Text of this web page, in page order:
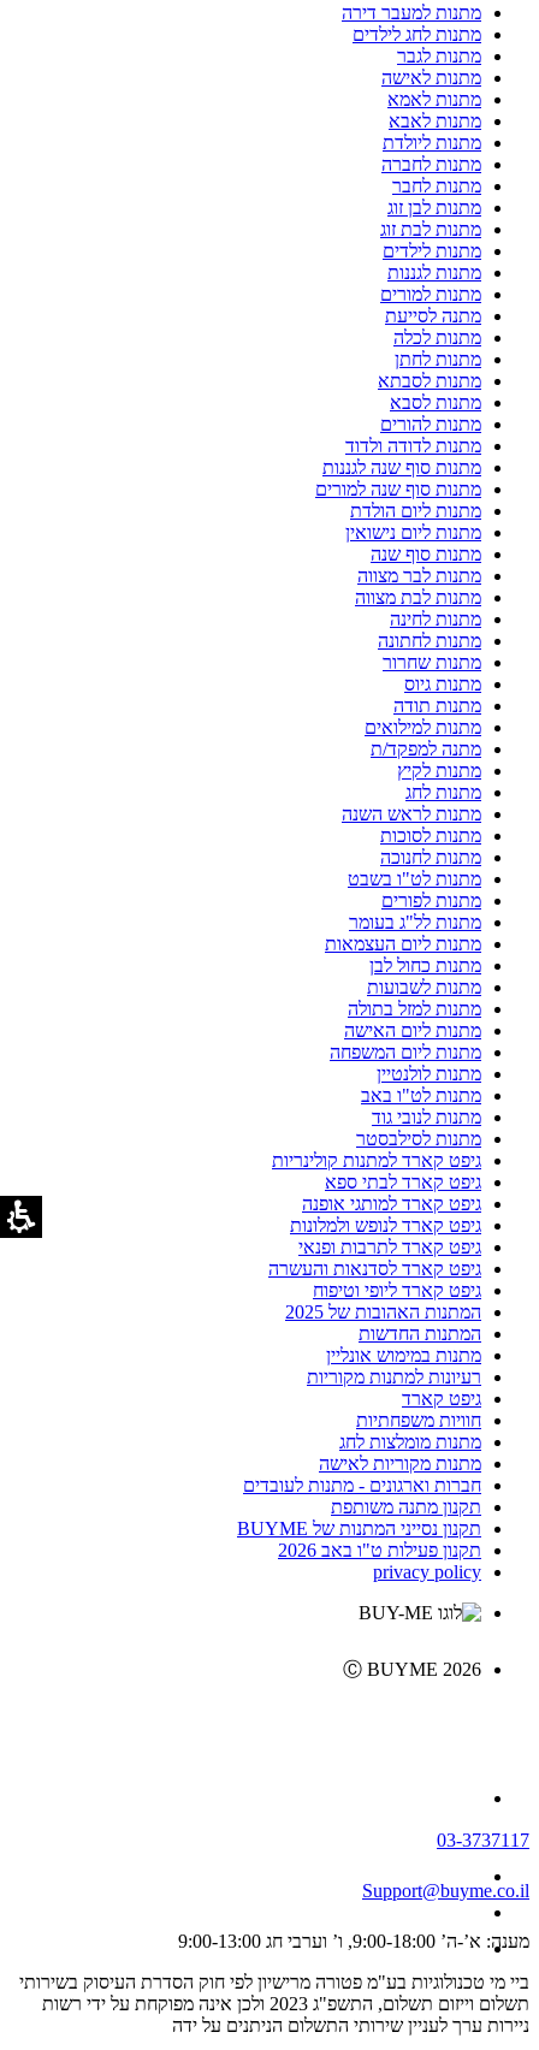
מתנות למעבר דירה
מתנות לחג לילדים
מתנות לגבר
מתנות לאישה
מתנות לאמא
מתנות לאבא
מתנות ליולדת
מתנות לחברה
מתנות לחבר
מתנות לבן זוג
מתנות לבת זוג
מתנות לילדים
מתנות לגננות
מתנות למורים
מתנה לסייעת
מתנות לכלה
מתנות לחתן
מתנות לסבתא
מתנות לסבא
מתנות להורים
מתנות לדודה ולדוד
מתנות סוף שנה לגננות
מתנות סוף שנה למורים
מתנות ליום הולדת
מתנות ליום נישואין
מתנות סוף שנה
מתנות לבר מצווה
מתנות לבת מצווה
מתנות לחינה
מתנות לחתונה
מתנות שחרור
מתנות גיוס
מתנות תודה
מתנות למילואים
מתנה למפקד/ת
מתנות לקיץ
מתנות לחג
מתנות לראש השנה
מתנות לסוכות
מתנות לחנוכה
מתנות לט"ו בשבט
מתנות לפורים
מתנות לל"ג בעומר
מתנות ליום העצמאות
מתנות כחול לבן
מתנות לשבועות
מתנות למזל בתולה
מתנות ליום האישה
מתנות ליום המשפחה
מתנות לולנטיין
מתנות לט"ו באב
מתנות לנובי גוד
מתנות לסילבסטר
גיפט קארד למתנות קולינריות
גיפט קארד לבתי ספא
גיפט קארד למותגי אופנה
גיפט קארד לנופש ולמלונות
גיפט קארד לתרבות ופנאי
גיפט קארד לסדנאות והעשרה
גיפט קארד ליופי וטיפוח
המתנות האהובות של 2025
המתנות החדשות
מתנות במימוש אונליין
רעיונות למתנות מקוריות
גיפט קארד
חוויות משפחתיות
מתנות מומלצות לחג
מתנות מקוריות לאישה
חברות וארגונים - מתנות לעובדים
תקנון מתנה משותפת
תקנון נסייני המתנות של BUYME
תקנון פעילות ט"ו באב 2026
privacy policy
Ⓒ BUYME 2026
03-3737117
Support@buyme.co.il
מענה: א’-ה’ 9:00-18:00, ו’ וערבי חג 9:00-13:00
ביי מי טכנולוגיות בע"מ פטורה מרישיון לפי חוק הסדרת העיסוק בשירותי
תשלום וייזום תשלום, התשפ"ג 2023 ולכן אינה מפוקחת על ידי רשות
ניירות ערך לעניין שירותי התשלום הניתנים על ידה